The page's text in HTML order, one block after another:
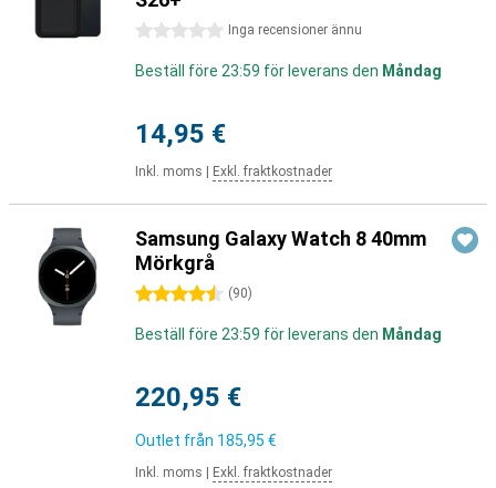
0 stjärnor Inga recensioner ännu
Beställ före 23:59 för leverans den Måndag
14,95 €
Inkl. moms Exkl. fraktkostnader
Samsung Galaxy Watch 8 40mm
Mörkgrå
4.5 stjärnor (90)
Beställ före 23:59 för leverans den Måndag
220,95 €
Outlet från 185,95 €
Inkl. moms Exkl. fraktkostnader